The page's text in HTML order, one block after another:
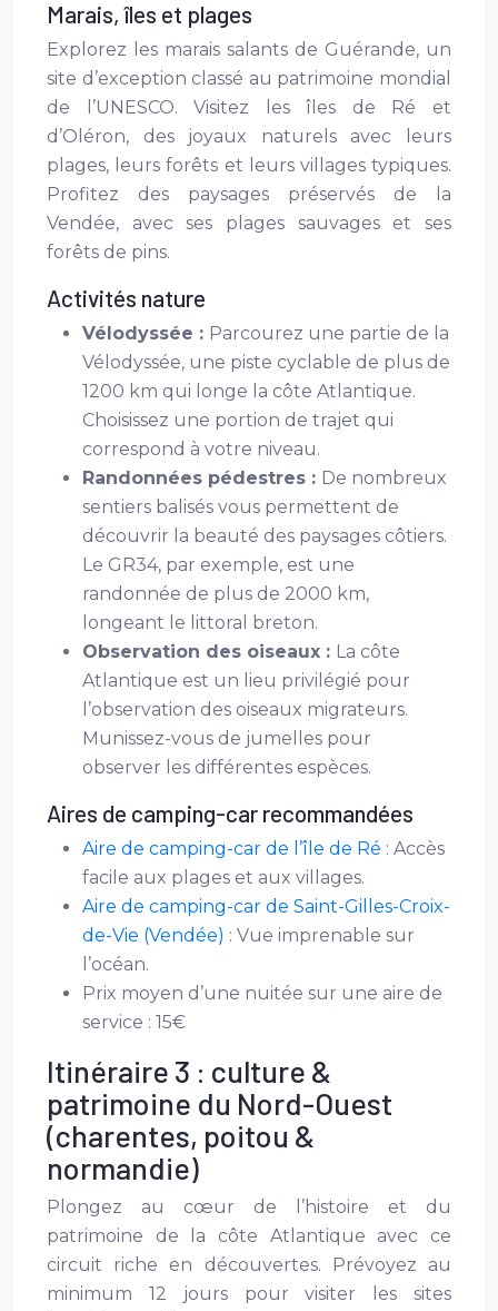
Marais, îles et plages
Explorez les marais salants de Guérande, un
site d’exception classé au patrimoine mondial
de l’UNESCO. Visitez les îles de Ré et
d’Oléron, des joyaux naturels avec leurs
plages, leurs forêts et leurs villages typiques.
Profitez des paysages préservés de la
Vendée, avec ses plages sauvages et ses
forêts de pins.
Activités nature
Vélodyssée : Parcourez une partie de la
Vélodyssée, une piste cyclable de plus de
1200 km qui longe la côte Atlantique.
Choisissez une portion de trajet qui
correspond à votre niveau.
Randonnées pédestres : De nombreux
sentiers balisés vous permettent de
découvrir la beauté des paysages côtiers.
Le GR34, par exemple, est une
randonnée de plus de 2000 km,
longeant le littoral breton.
Observation des oiseaux : La côte
Atlantique est un lieu privilégié pour
l’observation des oiseaux migrateurs.
Munissez-vous de jumelles pour
observer les différentes espèces.
Aires de camping-car recommandées
Aire de camping-car de l’île de Ré : Accès
facile aux plages et aux villages.
Aire de camping-car de Saint-Gilles-Croix-
de-Vie (Vendée) : Vue imprenable sur
l’océan.
Prix moyen d’une nuitée sur une aire de
service : 15€
Itinéraire 3 : culture &
patrimoine du Nord-Ouest
(charentes, poitou &
normandie)
Plongez au cœur de l’histoire et du
patrimoine de la côte Atlantique avec ce
circuit riche en découvertes. Prévoyez au
minimum 12 jours pour visiter les sites